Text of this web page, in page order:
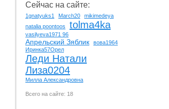
Сейчас на сайте:
1gnatyuks1 March20
mikimedeya
natalia poontoos
tolma4ka
vasilyeva1971 96
Апрельский Зяблик
вова1964
Иринка57Орел
Леди Натали
Лиза0204
Милла Александровна
Всего на сайте: 18